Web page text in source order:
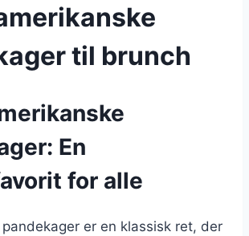
til brunch
En
for alle
er en klassisk ret, der